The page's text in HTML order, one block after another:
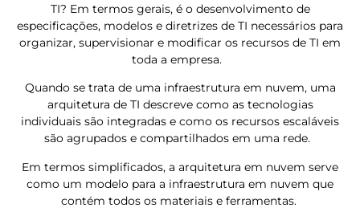
TI? Em termos gerais, é o desenvolvimento de
especificações, modelos e diretrizes de TI necessários para
organizar, supervisionar e modificar os recursos de TI em
toda a empresa.
Quando se trata de uma infraestrutura em nuvem, uma
arquitetura de TI descreve como as tecnologias
individuais são integradas e como os recursos escaláveis
são agrupados e compartilhados em uma rede.
Em termos simplificados, a arquitetura em nuvem serve
como um modelo para a infraestrutura em nuvem que
contém todos os materiais e ferramentas.